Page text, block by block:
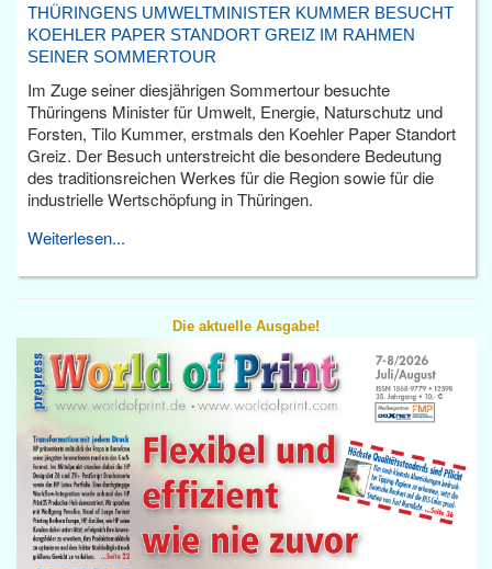
THÜRINGENS UMWELTMINISTER KUMMER BESUCHT
KOEHLER PAPER STANDORT GREIZ IM RAHMEN
SEINER SOMMERTOUR
Im Zuge seiner diesjährigen Sommertour besuchte
Thüringens Minister für Umwelt, Energie, Naturschutz und
Forsten, Tilo Kummer, erstmals den Koehler Paper Standort
Greiz. Der Besuch unterstreicht die besondere Bedeutung
des traditionsreichen Werkes für die Region sowie für die
industrielle Wertschöpfung in Thüringen.
Weiterlesen...
Die aktuelle Ausgabe!